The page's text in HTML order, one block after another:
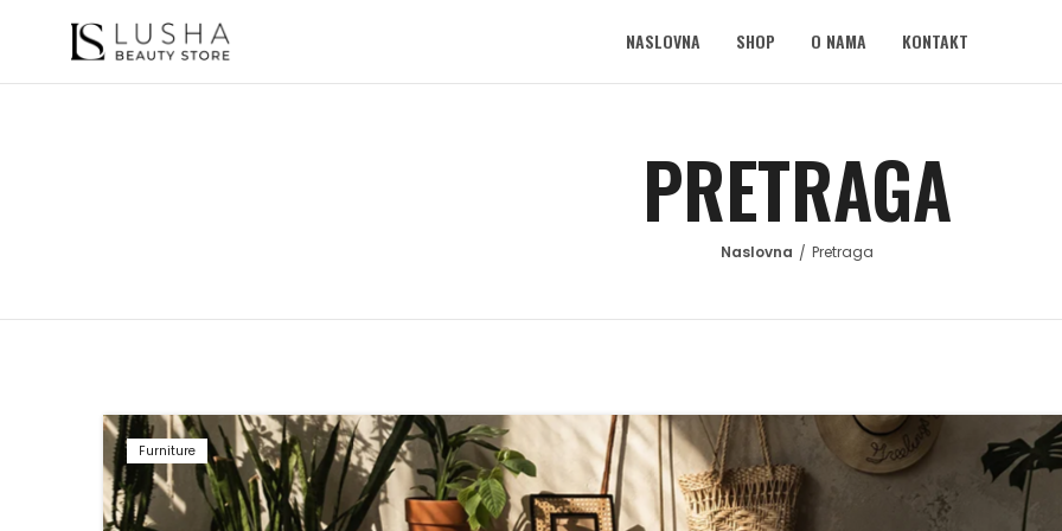
NASLOVNA SHOP O NAMA KONTAKT
PRETRAGA
/ Pretraga
Furniture